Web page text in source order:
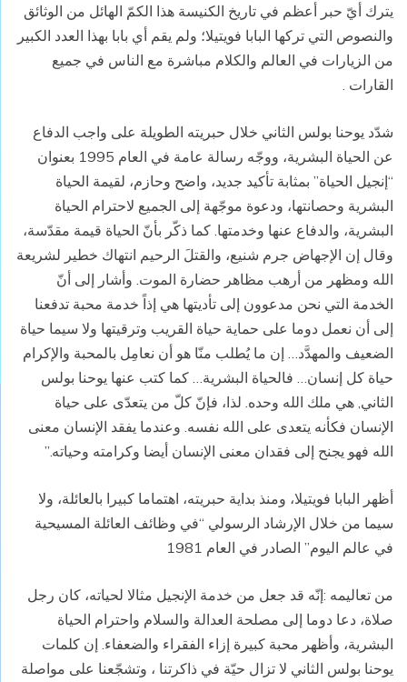
يترك أيّ حبر أعظم في تاريخ الكنيسة هذا الكمّ الهائل من الوثائق
والنصوص التي تركها البابا فويتيلا؛ ولم يقم أي بابا بهذا العدد الكبير
من الزيارات في العالم والكلام مباشرة مع الناس في جميع
القارات .
شدّد يوحنا بولس الثاني خلال حبريته الطويلة على واجب الدفاع
عن الحياة البشرية، ووجّه رسالة عامة في العام 1995 بعنوان
“إنجيل الحياة” بمثابة تأكيد جديد، واضح وحازم، لقيمة الحياة
البشرية وحصانتها، ودعوة موجّهة إلى الجميع لاحترام الحياة
البشرية، والدفاع عنها وخدمتها. كما ذكّر بأنّ الحياة قيمة مقدّسة،
وقال إن الإجهاض جرم شنيع، والقتلَ الرحيم انتهاك خطير لشريعة
الله ومظهر من أرهب مظاهر حضارة الموت. وأشار إلى أنّ
الخدمة التي نحن مدعوون إلى تأديتها هي إذاً خدمة محبة تدفعنا
إلى أن نعمل دوما على حماية حياة القريب وترقيتها ولا سيما حياة
الضعيف والمهدَّد… إن ما يُطلب منّا هو أن نعامِل بالمحبة والإكرام
حياة كل إنسان… فالحياة البشرية… كما كتب عنها يوحنا بولس
الثاني, هي ملك الله وحده. لذا، فإنّ كلّ من يتعدّى على حياة
الإنسان فكأنه يتعدى على الله نفسه. وعندما يفقد الإنسان معنى
الله فهو يجنح إلى فقدان معنى الإنسان أيضا وكرامته وحياته.”
أظهر البابا فويتيلا، ومنذ بداية حبريته، اهتماما كبيرا بالعائلة، ولا
سيما من خلال الإرشاد الرسولي “في وظائف العائلة المسيحية
في عالم اليوم” الصادر في العام 1981
من تعاليمه :إنّه قد جعل من خدمة الإنجيل مثالا لحياته، كان رجل
صلاة، دعا دوما إلى مصلحة العدالة والسلام واحترام الحياة
البشرية، وأظهر محبة كبيرة إزاء الفقراء والضعفاء. إن كلمات
يوحنا بولس الثاني لا تزال حيّة في ذاكرتنا ، وتشجّعنا على مواصلة